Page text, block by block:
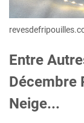
Entre
Décembre
Neige...